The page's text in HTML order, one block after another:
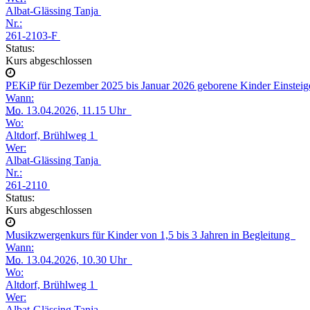
Albat-Glässing Tanja
Nr.:
261-2103-F
Status:
Kurs abgeschlossen
PEKiP für Dezember 2025 bis Januar 2026 geborene Kinder
Wann:
Mo. 13.04.2026, 11.15 Uhr
Wo:
Altdorf, Brühlweg 1
Wer:
Albat-Glässing Tanja
Nr.:
261-2110
Status:
Kurs abgeschlossen
Musikzwergenkurs für Kinder von 1,5 bis 3 Jahren in Begleitung
Wann:
Mo. 13.04.2026, 10.30 Uhr
Wo:
Altdorf, Brühlweg 1
Wer: